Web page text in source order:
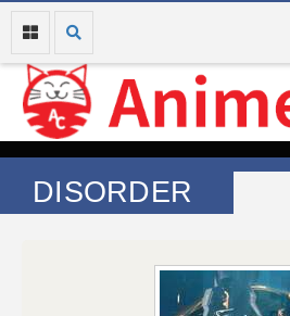
DISORDER